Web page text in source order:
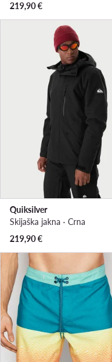
219,90€
Quiksilver
Skijaška jakna · Crna
219,90€